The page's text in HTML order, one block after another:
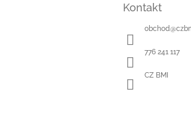
Kontakt
obchod@
776 241 117
CZ BMI